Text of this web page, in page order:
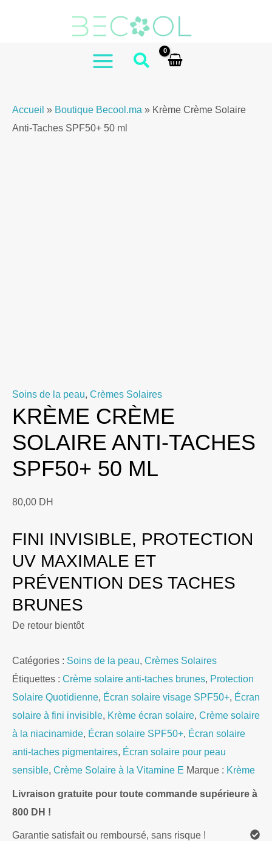
MAIN
Accueil » Boutique Becool.ma » Krème Crème Solaire
Anti-Taches SPF50+ 50 ml
Soins de la peau, Crèmes Solaires
KRÈME CRÈME
SOLAIRE ANTI-TACHES
SPF50+ 50 ML
80,00 DH
FINI INVISIBLE, PROTECTION
UV MAXIMALE ET
PRÉVENTION DES TACHES
BRUNES
De retour bientôt
Catégories : Soins de la peau, Crèmes Solaires
Étiquettes : Crème solaire anti-taches brunes, Protection
Solaire Quotidienne, Écran solaire visage SPF50+, Écran
solaire à fini invisible, Krème écran solaire, Crème solaire
à la niacinamide, Écran solaire SPF50+, Écran solaire
anti-taches pigmentaires, Écran solaire pour peau
sensible, Crème Solaire à la Vitamine E Marque : Krème
Livraison gratuite pour toute commande supérieure à
800 DH !
Garantie satisfait ou remboursé, sans risque !